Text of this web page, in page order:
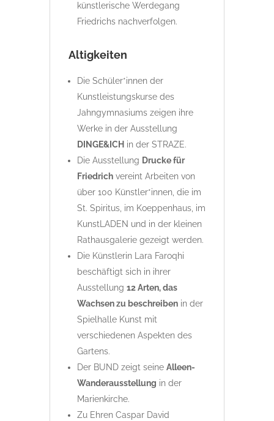
künstlerische Werdegang
Friedrichs nachverfolgen.
Altigkeiten
Die Schüler*innen der
Kunstleistungskurse des
Jahngymnasiums zeigen ihre
Werke in der Ausstellung
DINGE&ICH in der STRAZE.
Die Ausstellung Drucke für
Friedrichvereint Arbeiten von
über 100 Künstler*innen, die im
St. Spiritus, im Koeppenhaus, im
KunstLADEN und in der kleinen
Rathausgalerie gezeigt werden.
Die Künstlerin Lara Faroqhi
beschäftigt sich in ihrer
Ausstellung 12 Arten, das
Wachsen zu beschreibenin der
Spielhalle Kunst mit
verschiedenen Aspekten des
Gartens.
Der BUND zeigt seine Alleen-
Wanderausstellung in der
Marienkirche.
Zu Ehren Caspar David